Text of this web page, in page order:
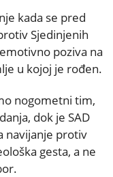
kada se pred
Sjedinjenih
poziva na
u kojoj je rođen.
nogometni tim,
dok je SAD
navijanje protiv
gesta, a ne